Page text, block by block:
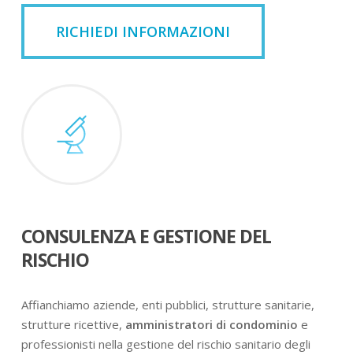
RICHIEDI INFORMAZIONI
CONSULENZA E GESTIONE DEL
RISCHIO
Affianchiamo aziende, enti pubblici, strutture sanitarie,
strutture ricettive, amministratori di condominio e
professionisti nella gestione del rischio sanitario degli